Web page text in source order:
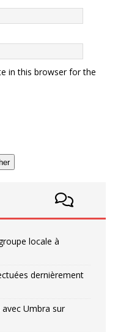
in this browser for the
locale à
dernièrement
avec Umbra sur